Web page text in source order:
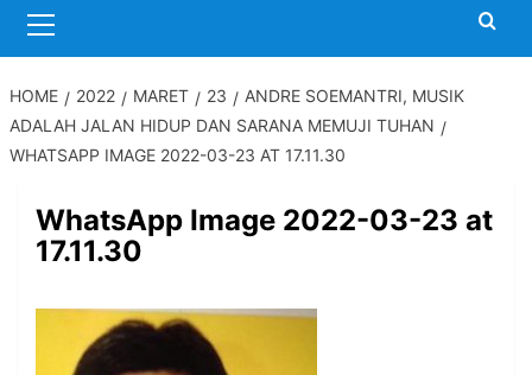
Menu
HOME 2022 MARET 23
ANDRE SOEMANTRI, MUSIK
ADALAH JALAN HIDUP DAN SARANA MEMUJI TUHAN
WHATSAPP IMAGE 2022-03-23 AT 17.11.30
WhatsApp Image 2022-03-23 at
17.11.30